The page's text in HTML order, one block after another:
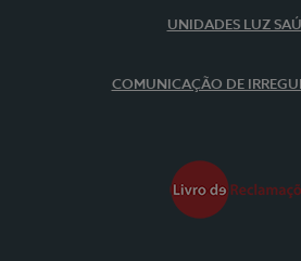
UNIDADES LUZ
COMUNICAÇÃO DE